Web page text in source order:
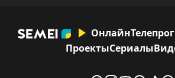
Онлайн
ПроектыСериалы